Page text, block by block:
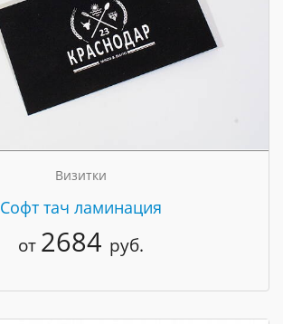
Визитки
Cофт тач ламинация
от 2684 руб.